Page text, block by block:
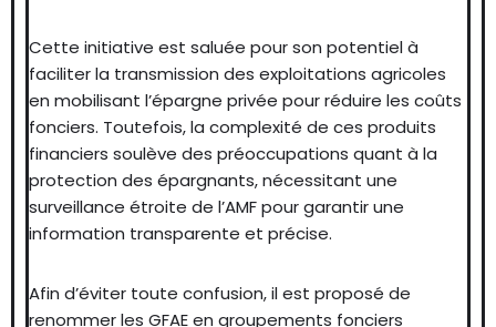
Cette initiative est saluée pour son potentiel à
faciliter la transmission des exploitations agricoles
en mobilisant l’épargne privée pour réduire les coûts
fonciers. Toutefois, la complexité de ces produits
financiers soulève des préoccupations quant à la
protection des épargnants, nécessitant une
surveillance étroite de l’AMF pour garantir une
information transparente et précise.
Afin d’éviter toute confusion, il est proposé de
renommer les GFAE en groupements fonciers